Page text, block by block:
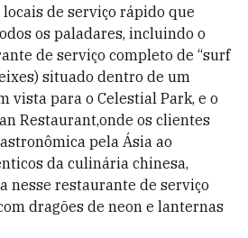
de serviço rápido que
os paladares, incluindo o
de serviço completo de “surf
situado dentro de um
vista para o Celestial Park, e o
Restaurant,onde os clientes
pela Ásia ao
da culinária chinesa,
nesse restaurante de serviço
dragões de neon e lanternas